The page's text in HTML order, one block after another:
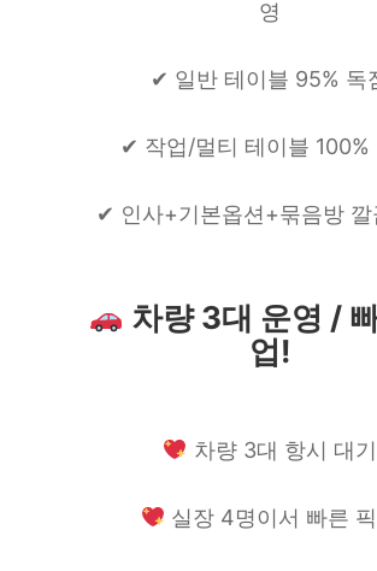
영
✔ 일반 테이블 95% 독
✔ 작업/멀티 테이블 100%
✔ 인사+기본옵션+묶음방 깔
차량 3대 운영 /
업!
차량 3대 항시 대기
실장 4명이서 빠른